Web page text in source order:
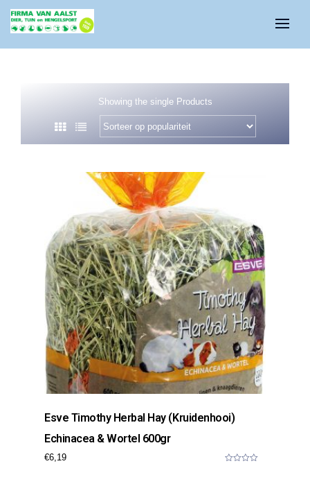
Showing the single Products
Esve Timothy Herbal Hay (kruidenhooi)
Echinacea & Wortel 600gr
€6,19